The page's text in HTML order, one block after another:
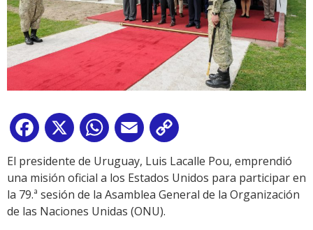
Facebook
X WhatsApp
Email
Link
El presidente de Uruguay, Luis Lacalle Pou, emprendió
una misión oficial a los Estados Unidos para participar en
la 79.ª sesión de la Asamblea General de la Organización
de las Naciones Unidas (ONU).